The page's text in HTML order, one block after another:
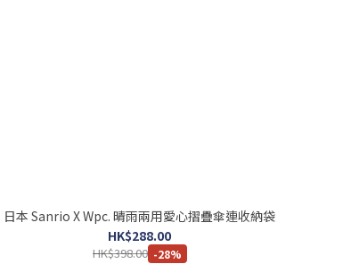
日本 Sanrio X Wpc. 晴雨兩用愛心摺疊傘連收納袋
HK$288.00
HK$398.00 -28%